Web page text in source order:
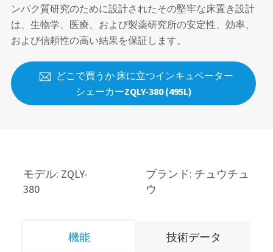
ンパク質研究のために設計されたその堅牢な床置き設計
は、生物学、医療、および製薬研究所の安定性、効率、
および信頼性の高い結果を保証します。
 どこで買うか 床に立つインキュベーター
シェーカーZQLY-380 (495L)
モデル: ZQLY-
380
ブランド: チュウチュ
ウ
機能 技術データ